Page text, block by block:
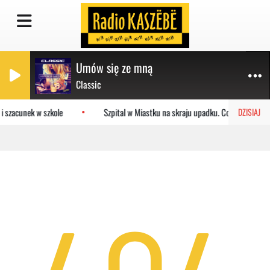
Umów się ze mną
Classic
DZISIAJ
w szkole Szpital w Miastku na skraju upadku. Co czeka